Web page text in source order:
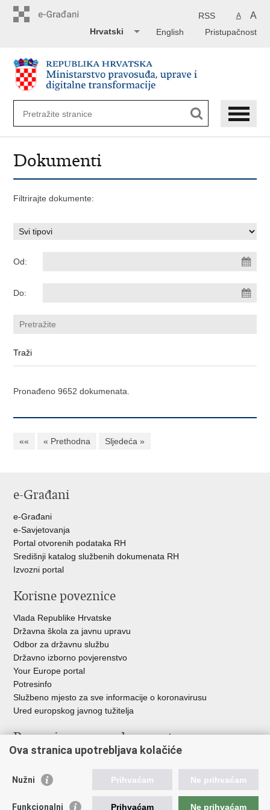
A A
RSS
Pristupačnost
English
Hrvatski
Dokumenti
Filtrirajte dokumente:
Od:
Do:
Pronađeno 9652 dokumenata.
«« « Prethodna Sljedeća »
e-Građani
e-Građani
e-Savjetovanja
Portal otvorenih podataka RH
Središnji katalog službenih dokumenata RH
Izvozni portal
Korisne poveznice
Vlada Republike Hrvatske
Državna škola za javnu upravu
Odbor za državnu službu
Državno izborno povjerenstvo
Your Europe portal
Potresinfo
Službeno mjesto za sve informacije o koronavirusu
Ured europskog javnog tužitelja
Poveznice pravosudnog sustava
Državno odvjetništvo
Ured za suzbijanje korupcije i organiziranog kriminaliteta
Ova stranica upotrebljava kolačiće
Nužni Prihvaćam Ne prihvaćam
Funkcionalni Prihvaćam Ne prihvaćam